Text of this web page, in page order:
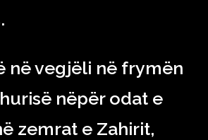
në vegjëli në frymën
nëpër odat e
zemrat e Zahirit,